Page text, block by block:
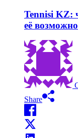
Tennisi KZ:
её
Share